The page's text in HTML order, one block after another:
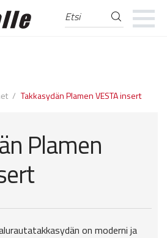
Etsi:
/ Takkasydän Plamen VESTA insert
Plamen
on moderni ja